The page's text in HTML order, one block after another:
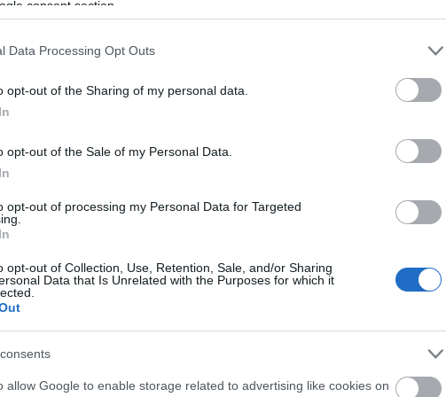
consent section.
Data Processing Opt Outs
opt-out of the Sharing of my personal data.
opt-out of the Sale of my Personal Data.
opt-out of processing my Personal Data for Targeted
opt-out of Collection, Use, Retention, Sale, and/or Sharing
Data that Is Unrelated with the Purposes for which it
allow Google to enable storage related to advertising like cookies on
αναβλήθηκε λόγω απουσίας του θύματος και η
σε ανοιχτή γραμμή με τον Πολίτη
παράπονα, καταγγελίες ή ιδέες για τη γειτονιά σου.